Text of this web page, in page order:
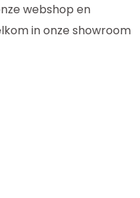
webshop en
in onze showroom